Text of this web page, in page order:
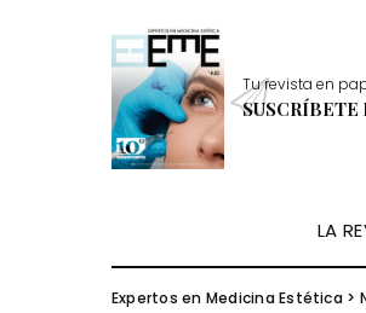
Tu revista en
SUSCRÍBETE
LA
Expertos en Medicina Estética >